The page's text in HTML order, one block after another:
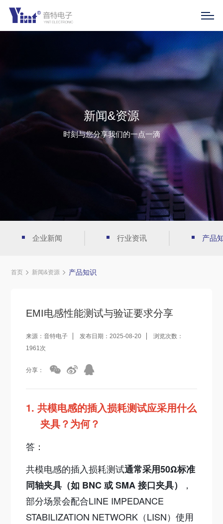
新闻&资源
时刻与您分享我们的一点一滴
企业新闻 行业资讯 产品
首页 新闻&资源 产品知识
EMI电感性能测试与验证要求分享
来源：音特电子 发布日期：2025-08-20
浏览次数：
1961次
分享：
1.共模电感的插入损耗测试应采用什么
夹具？为何？
答：
共模电感的插入损耗测试通常采用50Ω标准
同轴夹具（如 BNC 或 SMA 接口夹具）
，
部分场景会配合LINE IMPEDANCE
STABILIZATION NETWORK（LISN）使用